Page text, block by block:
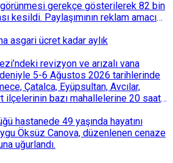
görünmesi gerekçe gösterilerek 82 bin
kesildi. Paylaşımının reklam amacı
cezanın iptali için yargıya
asgari ücret kadar aylık
revizyon ve arızalı vana
5-6 Ağustos 2026 tarihlerinde
Çatalca, Eyüpsultan, Avcılar,
ilçelerinin bazı mahallelerine 20 saat
hastanede 49 yaşında hayatını
Öksüz Canova, düzenlenen cenaze
uğurlandı.